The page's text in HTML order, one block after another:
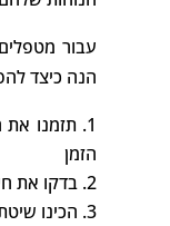
עבור
הנה כיצד
תזמנו את
הזמן
בדקו את
הכינו